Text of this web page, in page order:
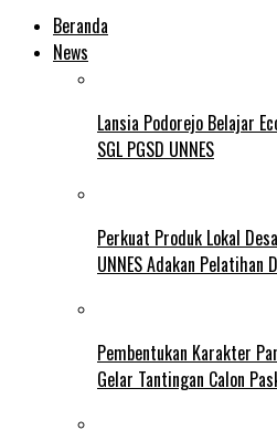
Beranda
News
Lansia Podorejo Belajar
SGL PGSD UNNES
Perkuat Produk Lokal
UNNES Adakan Pelatihan
Pembentukan Karakter
Gelar Tantingan Calon